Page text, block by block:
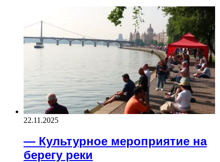
22.11.2025
— Культурное мероприятие на
берегу реки